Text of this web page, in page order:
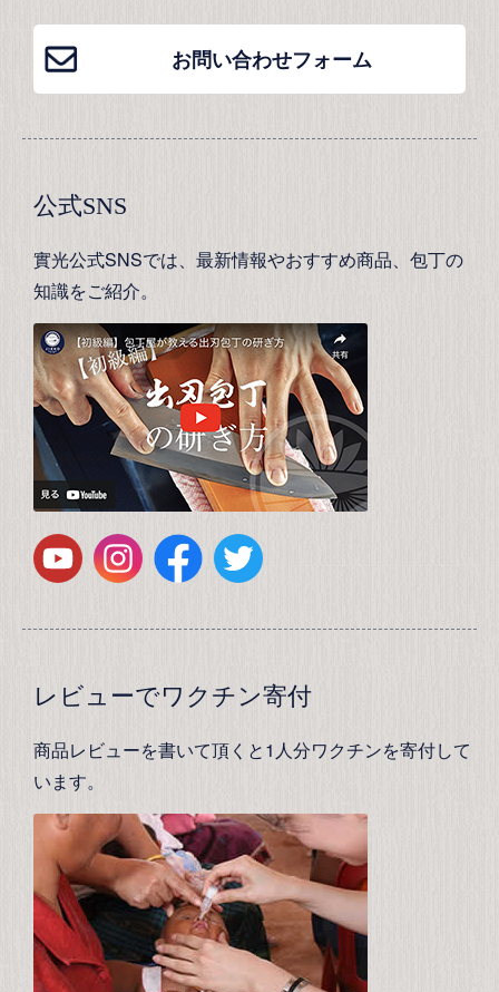
お問い合わせフォーム
公式SNS
實光公式SNSでは、最新情報やおすすめ商品、包丁の
知識をご紹介。
レビューでワクチン寄付
商品レビューを書いて頂くと1人分ワクチンを寄付して
います。